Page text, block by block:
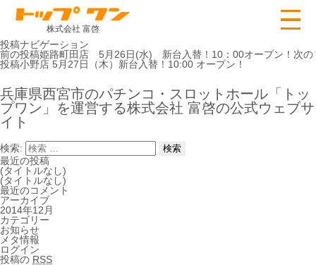
株式会社 富啓
投稿ナビゲーション
前の投稿姫路町田店 5月26日(水) 新台入替！10：00オープン！ 次の
投稿小野店 5月27日（木）新台入替！10:00 オープン！
兵庫県西宮市のパチンコ・スロットホール「トッ
プワン」を運営する株式会社 富啓の公式ウェブサ
イト
検索:
最近の投稿
(タイトルなし)
(タイトルなし)
最近のコメント
アーカイブ
2014年12月
カテゴリー
お知らせ
メタ情報
ログイン
投稿の RSS